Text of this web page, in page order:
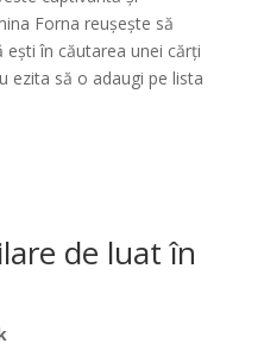
Forna reușește să
ești în căutarea unei cărți
ezita să o adaugi pe lista
de luat în